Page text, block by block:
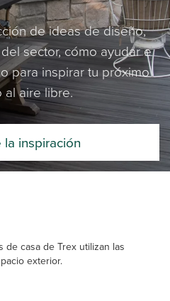
de ideas de diseño,
sector, cómo ayudar e
para inspirar tu próximo
al aire libre.
inspiración
casa de Trex utilizan las
exterior.